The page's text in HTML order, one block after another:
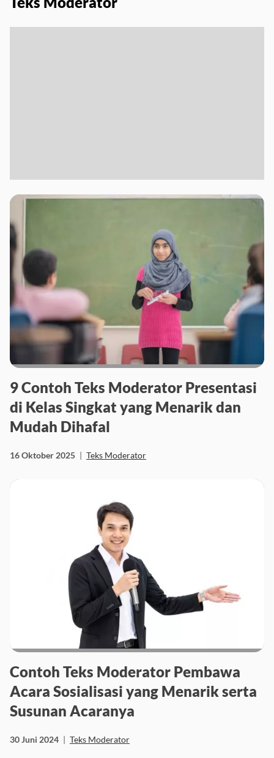
9 Contoh Teks Moderator Presentasi
di Kelas Singkat yang Menarik dan
Mudah Dihafal
16 Oktober 2025 | Teks Moderator
Contoh Teks Moderator Pembawa
Acara Sosialisasi yang Menarik serta
Susunan Acaranya
30 Juni 2024 | Teks Moderator